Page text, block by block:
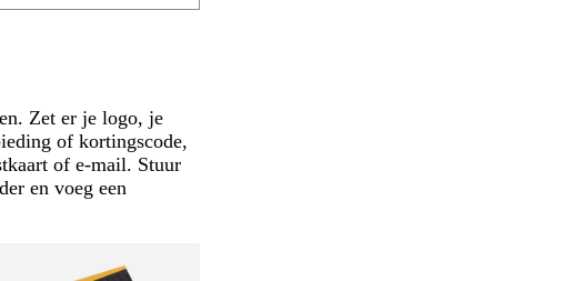
Zet er je logo, je
of kortingscode,
of e-mail. Stuur
en voeg een